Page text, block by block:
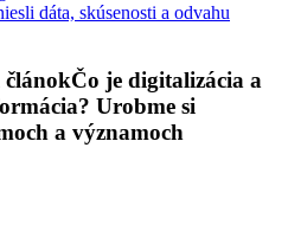
dáta, skúsenosti a odvahu
článokČo je digitalizácia a
Urobme si
a významoch